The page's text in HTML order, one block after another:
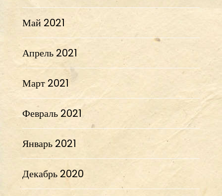
Май 2021
Апрель 2021
Март 2021
Февраль 2021
Январь 2021
Декабрь 2020